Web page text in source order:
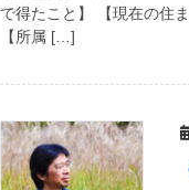
で得たこと】 【現在の住
【所属 […]